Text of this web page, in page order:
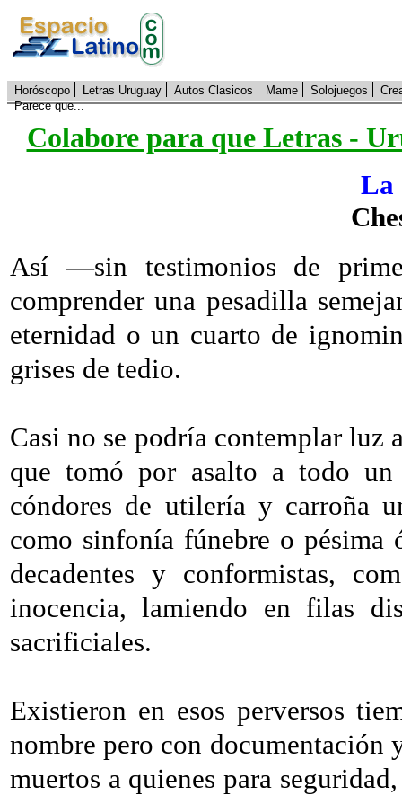
Horóscopo Letras Uruguay Autos Clasicos Mame Solojuegos
Parece que...
Colabore para que Letras -
La
Así ―sin testimonios de
comprender una pesadilla
eternidad o un cuarto de
grises de tedio.
Casi no se podría contemplar luz
que tomó por asalto a todo un
cóndores de utilería y carroña
como sinfonía fúnebre o pésima
decadentes y conformistas,
inocencia, lamiendo en filas
sacrificiales.
Existieron en esos perversos
nombre pero con documentación
muertos a quienes para